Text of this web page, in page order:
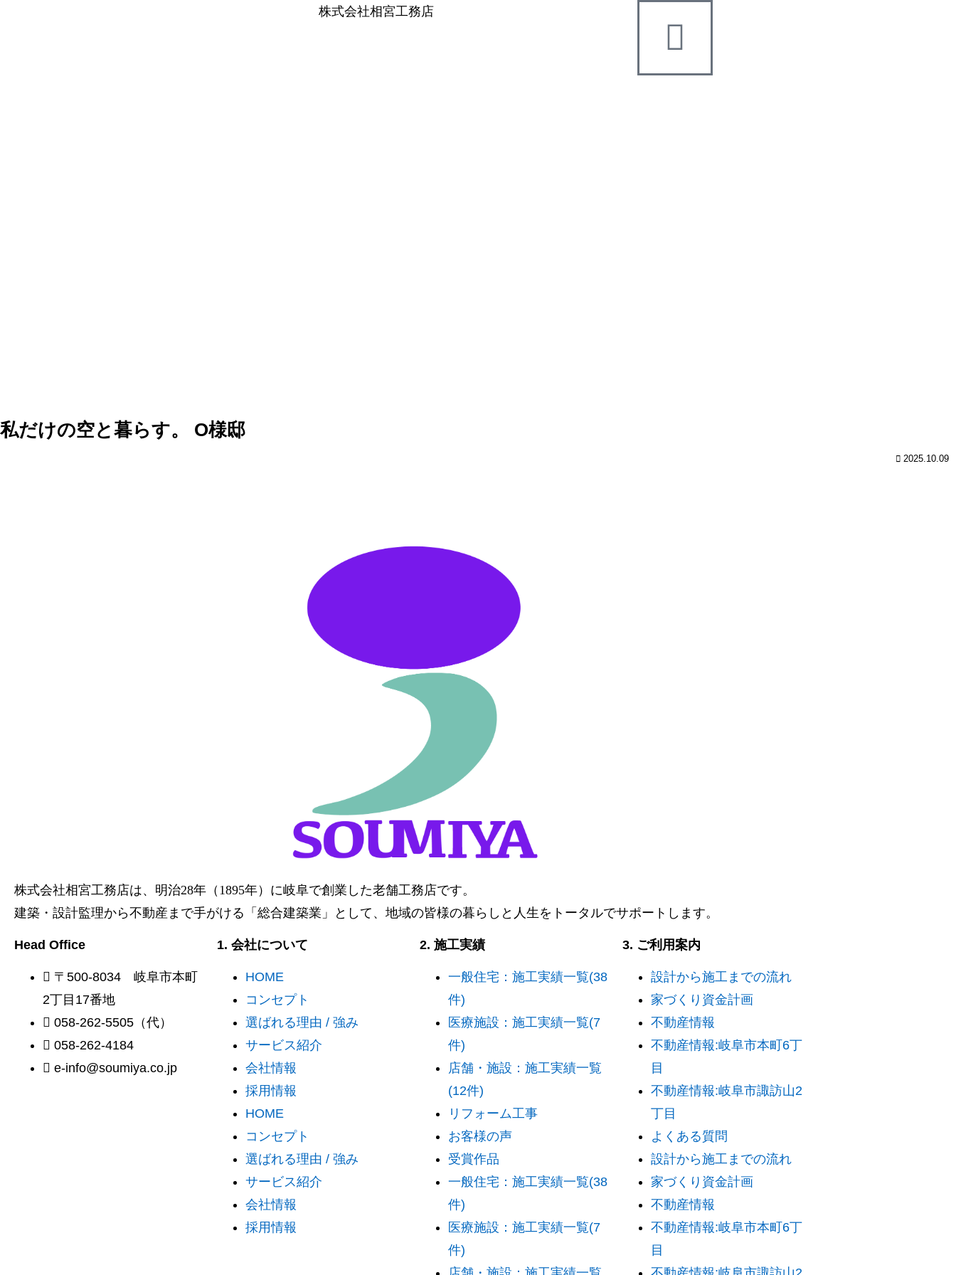
株式会社相宮工務店
私だけの空と暮らす。 O様邸
2025.10.09
株式会社相宮工務店は、 明治28年（1895年）に岐阜で創業した老舗工務店です。
建築・設計監理から不動産まで手がける「総合建築業」として、地域の皆様の暮らしと人生をトータルでサポートします。
Head Office
〒500-8034 岐阜市本町
2丁目17番地
058-262-5505（代）
058-262-4184
e-info@soumiya.co.jp
1. 会社について
HOME
コンセプト
選ばれる理由 / 強み
サービス紹介
会社情報
採用情報
HOME
コンセプト
選ばれる理由 / 強み
サービス紹介
会社情報
採用情報
2. 施工実績
一般住宅：施工実績一覧(38
件)
医療施設：施工実績一覧(7
件)
店舗・施設：施工実績一覧
(12件)
リフォーム工事
お客様の声
受賞作品
一般住宅：施工実績一覧(38
件)
医療施設：施工実績一覧(7
件)
3. ご利用案内
設計から施工までの流れ
家づくり資金計画
不動産情報
不動産情報:岐阜市本町6丁
目
不動産情報:岐阜市諏訪山2
丁目
よくある質問
設計から施工までの流れ
家づくり資金計画
不動産情報
不動産情報:岐阜市本町6丁
目